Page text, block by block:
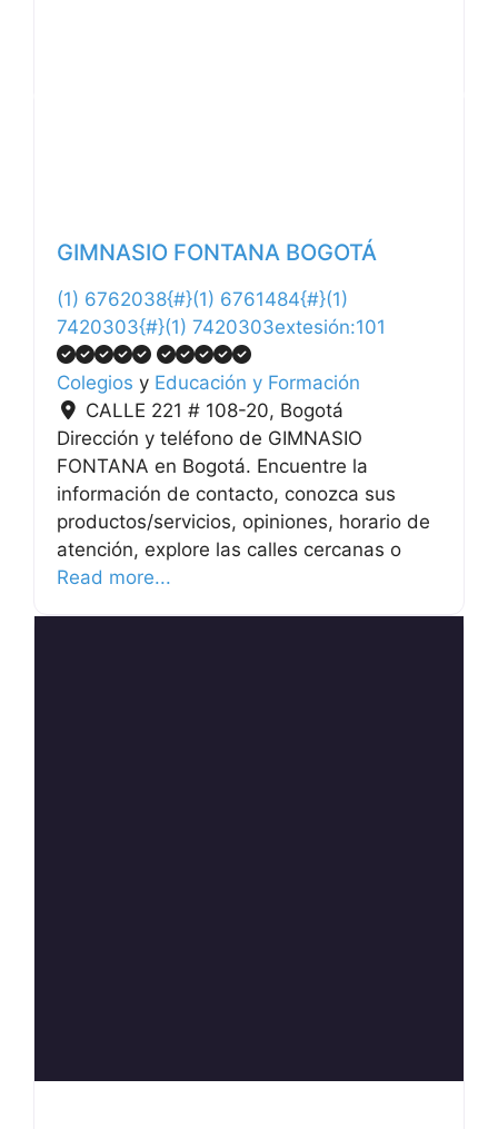
GIMNASIO FONTANA BOGOTÁ
(1) 6762038{#}(1) 6761484{#}(1)
7420303{#}(1) 7420303extesión:101
Colegios y Educación y Formación
CALLE 221 # 108-20, Bogotá
Dirección y teléfono de GIMNASIO
FONTANA en Bogotá. Encuentre la
información de contacto, conozca sus
productos/servicios, opiniones, horario de
atención, explore las calles cercanas o
Read more...